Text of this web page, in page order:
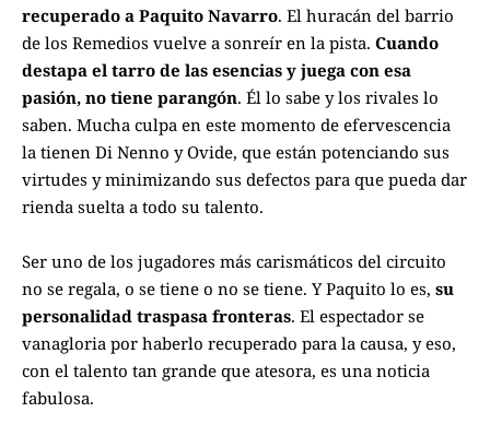
recuperado a Paquito Navarro. El huracán del barrio
de los Remedios vuelve a sonreír en la pista. Cuando
destapa el tarro de las esencias y juega con esa
pasión, no tiene parangón. Él lo sabe y los rivales lo
saben. Mucha culpa en este momento de efervescencia
la tienen Di Nenno y Ovide, que están potenciando sus
virtudes y minimizando sus defectos para que pueda dar
rienda suelta a todo su talento.
Ser uno de los jugadores más carismáticos del circuito
no se regala, o se tiene o no se tiene. Y Paquito lo es, su
personalidad traspasa fronteras. El espectador se
vanagloria por haberlo recuperado para la causa, y eso,
con el talento tan grande que atesora, es una noticia
fabulosa.